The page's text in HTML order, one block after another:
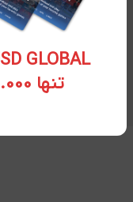
GLOBAL
تنها 288.000 تومان تحویل آنی